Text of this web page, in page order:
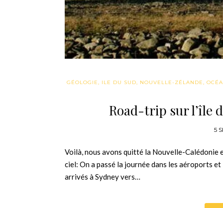
GÉOLOGIE, ILE DU SUD, NOUVELLE-ZÉLANDE,
Road-trip sur l’île
5
Voilà, nous avons quitté la Nouvelle-Calédonie
ciel: On a passé la journée dans les aéroports
arrivés à Sydney vers…